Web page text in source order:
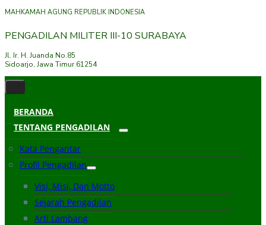
MAHKAMAH AGUNG REPUBLIK INDONESIA
PENGADILAN MILITER III-10 SURABAYA
Jl. Ir. H. Juanda No.85
Sidoarjo, Jawa Timur 61254
BERANDA
TENTANG PENGADILAN
Kata Pengantar
Profil Pengadilan
Visi, Misi, Dan Motto
Sejarah Pengadilan
Arti Lambang